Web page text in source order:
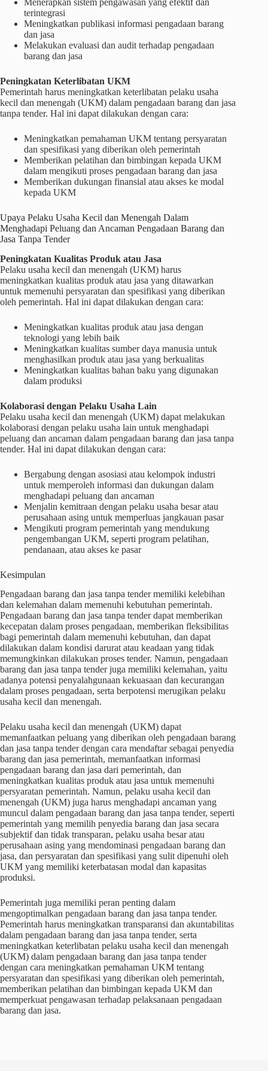
terintegrasi
Meningkatkan publikasi informasi pengadaan barang
dan jasa
Melakukan evaluasi dan audit terhadap pengadaan
barang dan jasa
Peningkatan Keterlibatan UKM
Pemerintah harus meningkatkan keterlibatan pelaku usaha
kecil dan menengah (UKM) dalam pengadaan barang dan jasa
tanpa tender. Hal ini dapat dilakukan dengan cara:
Meningkatkan pemahaman UKM tentang persyaratan
dan spesifikasi yang diberikan oleh pemerintah
Memberikan pelatihan dan bimbingan kepada UKM
dalam mengikuti proses pengadaan barang dan jasa
Memberikan dukungan finansial atau akses ke modal
kepada UKM
Upaya Pelaku Usaha Kecil dan Menengah Dalam
Menghadapi Peluang dan Ancaman Pengadaan Barang dan
Jasa Tanpa Tender
Peningkatan Kualitas Produk atau Jasa
Pelaku usaha kecil dan menengah (UKM) harus
meningkatkan kualitas produk atau jasa yang ditawarkan
untuk memenuhi persyaratan dan spesifikasi yang diberikan
oleh pemerintah. Hal ini dapat dilakukan dengan cara:
Meningkatkan kualitas produk atau jasa dengan
teknologi yang lebih baik
Meningkatkan kualitas sumber daya manusia untuk
menghasilkan produk atau jasa yang berkualitas
Meningkatkan kualitas bahan baku yang digunakan
dalam produksi
Kolaborasi dengan Pelaku Usaha Lain
Pelaku usaha kecil dan menengah (UKM) dapat melakukan
kolaborasi dengan pelaku usaha lain untuk menghadapi
peluang dan ancaman dalam pengadaan barang dan jasa tanpa
tender. Hal ini dapat dilakukan dengan cara:
Bergabung dengan asosiasi atau kelompok industri
untuk memperoleh informasi dan dukungan dalam
menghadapi peluang dan ancaman
Menjalin kemitraan dengan pelaku usaha besar atau
perusahaan asing untuk memperluas jangkauan pasar
Mengikuti program pemerintah yang mendukung
pengembangan UKM, seperti program pelatihan,
pendanaan, atau akses ke pasar
Kesimpulan
Pengadaan barang dan jasa tanpa tender memiliki kelebihan
dan kelemahan dalam memenuhi kebutuhan pemerintah.
Pengadaan barang dan jasa tanpa tender dapat memberikan
kecepatan dalam proses pengadaan, memberikan fleksibilitas
bagi pemerintah dalam memenuhi kebutuhan, dan dapat
dilakukan dalam kondisi darurat atau keadaan yang tidak
memungkinkan dilakukan proses tender. Namun, pengadaan
barang dan jasa tanpa tender juga memiliki kelemahan, yaitu
adanya potensi penyalahgunaan kekuasaan dan kecurangan
dalam proses pengadaan, serta berpotensi merugikan pelaku
usaha kecil dan menengah.
Pelaku usaha kecil dan menengah (UKM) dapat
memanfaatkan peluang yang diberikan oleh pengadaan barang
dan jasa tanpa tender dengan cara mendaftar sebagai penyedia
barang dan jasa pemerintah, memanfaatkan informasi
pengadaan barang dan jasa dari pemerintah, dan
meningkatkan kualitas produk atau jasa untuk memenuhi
persyaratan pemerintah. Namun, pelaku usaha kecil dan
menengah (UKM) juga harus menghadapi ancaman yang
muncul dalam pengadaan barang dan jasa tanpa tender, seperti
pemerintah yang memilih penyedia barang dan jasa secara
subjektif dan tidak transparan, pelaku usaha besar atau
perusahaan asing yang mendominasi pengadaan barang dan
jasa, dan persyaratan dan spesifikasi yang sulit dipenuhi oleh
UKM yang memiliki keterbatasan modal dan kapasitas
produksi.
Pemerintah juga memiliki peran penting dalam
mengoptimalkan pengadaan barang dan jasa tanpa tender.
Pemerintah harus meningkatkan transparansi dan akuntabilitas
dalam pengadaan barang dan jasa tanpa tender, serta
meningkatkan keterlibatan pelaku usaha kecil dan menengah
(UKM) dalam pengadaan barang dan jasa tanpa tender
dengan cara meningkatkan pemahaman UKM tentang
persyaratan dan spesifikasi yang diberikan oleh pemerintah,
memberikan pelatihan dan bimbingan kepada UKM dan
memperkuat pengawasan terhadap pelaksanaan pengadaan
barang dan jasa.